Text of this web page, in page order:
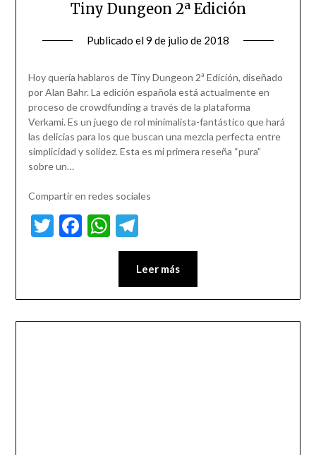
Tiny Dungeon 2ª Edición
Publicado el9 de julio de 2018
Hoy quería hablaros de Tiny Dungeon 2ª Edición, diseñado
por Alan Bahr. La edición española está actualmente en
proceso de crowdfunding a través de la plataforma
Verkami. Es un juego de rol minimalista-fantástico que hará
las delicias para los que buscan una mezcla perfecta entre
simplicidad y solidez. Esta es mi primera reseña “pura”
sobre un…
Compartir en redes sociales
Twitter
Facebook
WhatsApp
Telegram
Leer más